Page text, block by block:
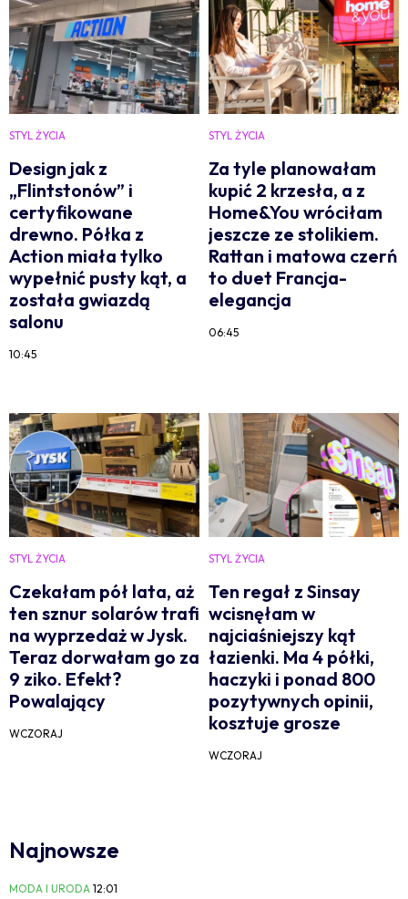
STYL ŻYCIA
Design jak z
„Flintstonów” i
certyfikowane
drewno. Półka z
Action miała tylko
wypełnić pusty kąt, a
została gwiazdą
salonu
10:45
STYL ŻYCIA
Za tyle planowałam
kupić 2 krzesła, a z
Home&You wróciłam
jeszcze ze stolikiem.
Rattan i matowa czerń
to duet Francja-
elegancja
06:45
STYL ŻYCIA
Czekałam pół lata, aż
ten sznur solarów trafi
na wyprzedaż w Jysk.
Teraz dorwałam go za
9 ziko. Efekt?
Powalający
WCZORAJ
STYL ŻYCIA
Ten regał z Sinsay
wcisnęłam w
najciaśniejszy kąt
łazienki. Ma 4 półki,
haczyki i ponad 800
pozytywnych opinii,
kosztuje grosze
WCZORAJ
Najnowsze
MODA I URODA 12:01